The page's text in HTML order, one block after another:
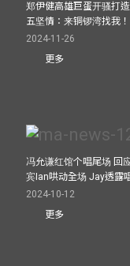
郑伊健高雄巨蛋开骚打
五坚情：来铜锣湾找我！
2024-11-26
更多
冯允谦红馆个唱尾场 回
宾Ian哄动全场 Jay透露
2024-10-12
更多